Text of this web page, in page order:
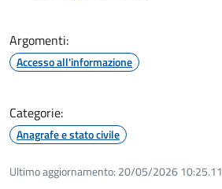
Argomenti:
Accesso all'informazione
Categorie:
Anagrafe e stato civile
Ultimo aggiornamento: 20/05/2026 10:25.11